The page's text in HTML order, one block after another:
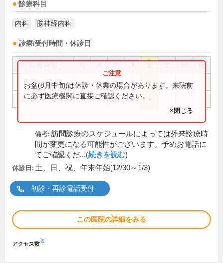
診療科目
内科 脳神経内科
診療/受付時間・休診日
祝
9:00～13:00 ● ● ● ● ●
14:00～17:30 ● ● ● ●
お盆(8月中旬)は休診・休業の場合があります。来院前
に必ず医療機関に直接ご確認ください。
×閉じる
備考: 訪問診療のスケジュールによっては外来診療時
間が変更になる可能性がございます。予めお電話に
てご確認くだ...(続きを読む)
休診日: 土、日、祝、年末年始(12/30～1/3)
初診・再診電話受付
この医院の詳細をみる
アクセス数※